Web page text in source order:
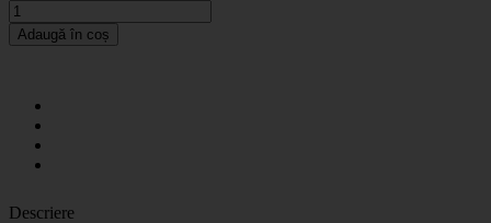
Adaugă în coș
Descriere